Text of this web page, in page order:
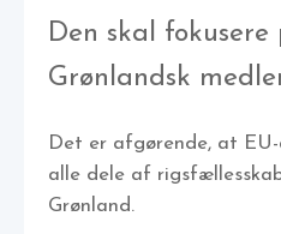
Den skal fokusere
Grønlandsk
Det er afgørende, at
alle dele af
Grønland.